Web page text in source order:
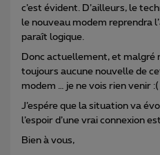
c’est évident. D’ailleurs, le
le nouveau modem reprendra
paraît logique.
Donc actuellement, et malgré
toujours aucune nouvelle de
modem … je ne vois rien venir :(
J’espére que la situation va
l’espoir d’une vrai connexion
Bien à vous,